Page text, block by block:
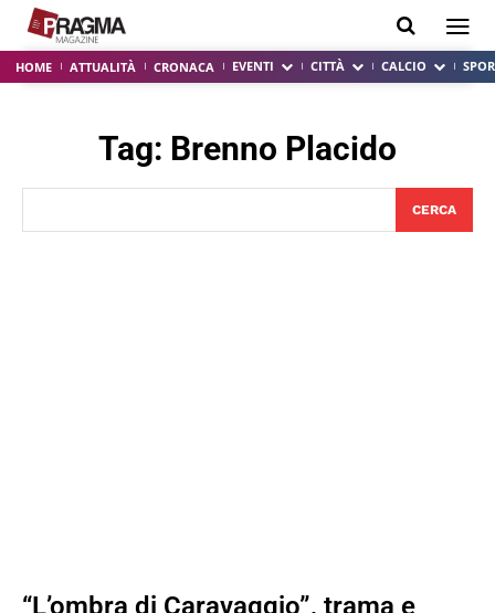
HOME ATTUALITÀ CRONACA EVENTI CITTÀ CALCIO
Tag: Brenno Placido
CERCA
“L’ombra di Caravaggio”, trama e